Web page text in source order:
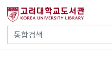
건
통합검색
사이트내 검색